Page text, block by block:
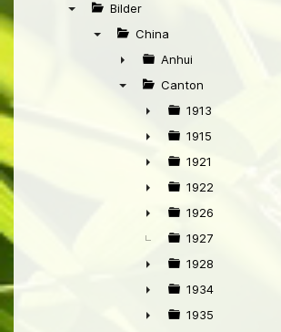
Bilder
China
►
Anhui
Canton
►
1913
►
1915
►
1921
►
1922
►
1926
1927
►
1928
►
1934
1935